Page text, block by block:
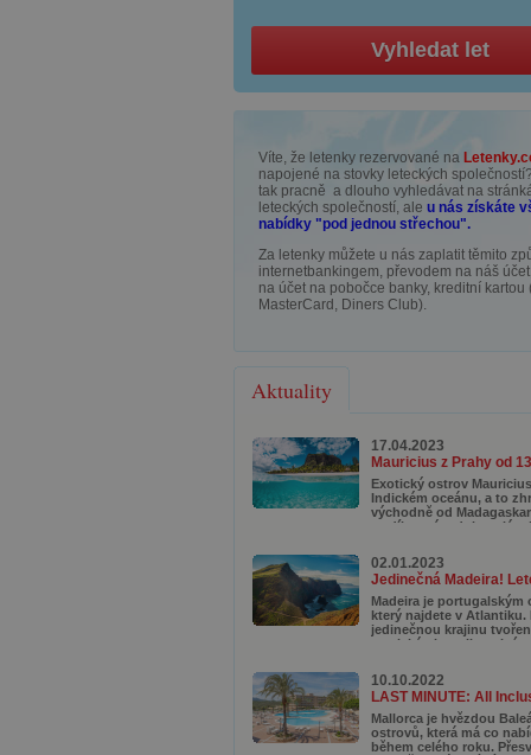
keyboard
shortcuts
changing
dates.
to
get
the
keyboard
shortcuts
Vyhledat let
Víte, že letenky rezervované na
napojené na stovky leteckých
tak pracně a dlouho vyhledávat na
leteckých společností, ale u nás získáte
nabídky "pod jednou střechou".
Za letenky můžete u nás zaplatit těmito
internetbankingem, převodem na náš
na účet na pobočce banky, kreditní kartou
MasterCard, Diners Club).
Aktuality
17.04.2023
Exotický ostrov
Indickém oceánu, a to
východně od
se díky svým
korálovým útesům, které
potápěče z celého světa.
se tady ukrývají
rezervace a národní
můžete objevovat
flóru.
02.01.2023
Madeira je portugalským
který najdete v Atlantiku.
jedinečnou krajinu
tropickými rostlinami,
zahradami a samozřejmě
dechberoucími stezkami
láká zejména milovníky
právě i díky své
s Havajskými ostrovy je
Havají Atlantiku. Pro nás
10.10.2022
Mallorca je hvězdou
ostrovů, která má co
během celého roku.